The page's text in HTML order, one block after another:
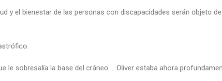
y el bienestar de las personas con discapacidades serán objeto
sobresalía la base del cráneo … Oliver estaba ahora